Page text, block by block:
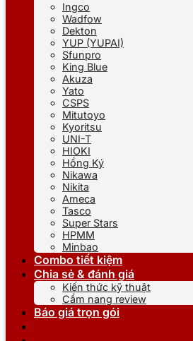
Ingco
Wadfow
Dekton
YUP (YUPAI)
Sfunpro
King Blue
Akuza
Yato
CSPS
Mitutoyo
Kyoritsu
UNI-T
HIOKI
Hồng Ký
Nikawa
Nikita
Ameca
Tasco
Super Stars
HPMM
Minbao
Combo tiết kiệm
Chia sẻ & đánh giá
Kiến thức kỹ thuật
Cẩm nang review
Báo giá trọn gói